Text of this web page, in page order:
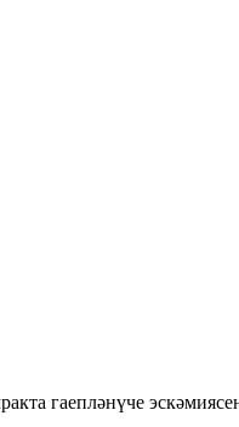
гаепләнүче